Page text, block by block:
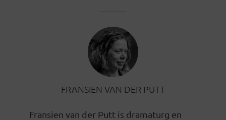
FRANSIEN VAN DER PUTT
Fransien van der Putt is dramaturg en